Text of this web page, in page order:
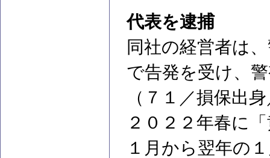
代表を逮捕
同社の経営者は
で告発を受け、
（７１／損保出
２０２２年春に
１月から翌年の